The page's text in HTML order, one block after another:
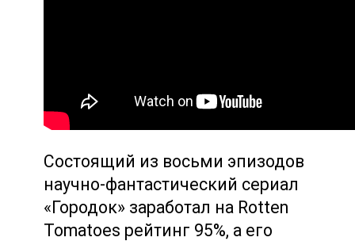
Состоящий из восьми эпизодов
научно-фантастический сериал
«Городок» заработал на Rotten
Tomatoes рейтинг 95%, а его